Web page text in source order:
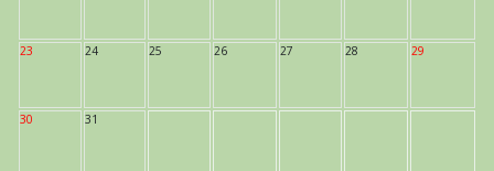
23 24 25 26 27 28 29
30 31